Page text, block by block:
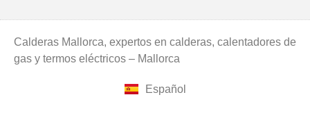
Calderas Mallorca, expertos en calderas, calentadores de
gas y termos eléctricos – Mallorca
Español